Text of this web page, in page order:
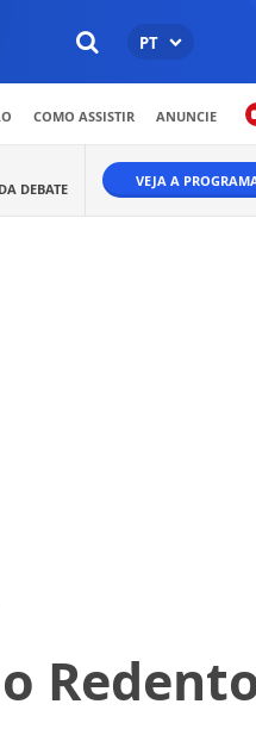
PT
COMO ASSISTIR ANUNCIE
DEBATE VEJA A